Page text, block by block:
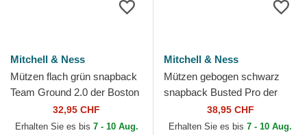
Mitchell & Ness
Mützen flach grün snapback
Team Ground 2.0 der Boston
Celtics NBA von Mitchell &
Ness
32,95 CHF
Erhalten Sie es bis 7 - 10 Aug.
Mitchell & Ness
Mützen gebogen schwarz
snapback Busted Pro der
Detroit Red Wings NHL von
Mitchell & Ness
38,95 CHF
Erhalten Sie es bis 7 - 10 Aug.